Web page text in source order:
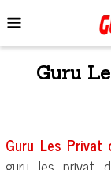
to
contentMenu
Guru
Guru Les Privat